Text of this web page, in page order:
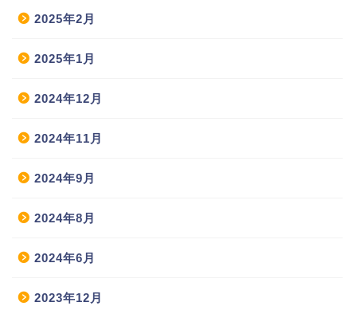
2025年2月
2025年1月
2024年12月
2024年11月
2024年9月
2024年8月
2024年6月
2023年12月